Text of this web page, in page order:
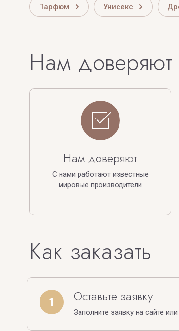
Парфюм Унисекс
Нам доверяют
Нам доверяют
С нами работают известные
мировые производители
Как заказать
1 Оставьте заявку
Заполните заявку на сайте